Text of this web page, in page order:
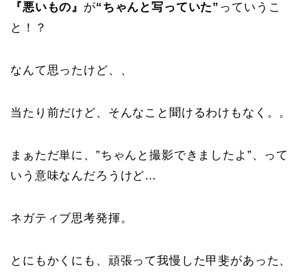
『悪いもの』 が“ちゃんと写っていた” っていうこ
と！？
なんて思ったけど、、
当たり前だけど、そんなこと聞けるわけもなく。。
まぁただ単に、”ちゃんと撮影できましたよ”、って
いう意味なんだろうけど…
ネガティブ思考発揮。
とにもかくにも、頑張って我慢した甲斐があった、